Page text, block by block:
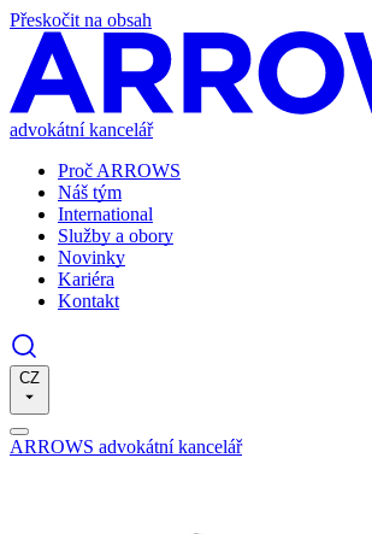
Přeskočit na obsah
advokátní kancelář
Proč ARROWS
Náš tým
International
Služby a obory
Novinky
Kariéra
Kontakt
CZ
ARROWS advokátní kancelář